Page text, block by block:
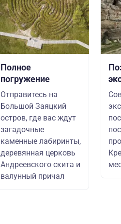
Полное
погружение
Отправитесь на
Большой Заяцкий
остров, где вас ждут
загадочные
каменные лабиринты,
деревянная церковь
Андреевского скита и
валунный причал